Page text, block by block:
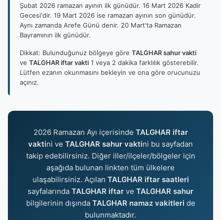
Şubat 2026 ramazan ayının ilk günüdür. 16 Mart 2026 Kadir
Gecesi'dir. 19 Mart 2026 ise ramazan ayının son günüdür.
Aynı zamanda Arefe Günü denir. 20 Mart'ta Ramazan
Bayramının ilk günüdür.
Dikkat: Bulunduğunuz bölgeye göre TALGHAR sahur vakti
ve TALGHAR iftar vakti 1 veya 2 dakika farklılık gösterebilir.
Lütfen ezanın okunmasını bekleyin ve ona göre orucunuzu
açınız.
2026 Ramazan Ayı içerisinde TALGHAR iftar
vaktini ve TALGHAR sahur vaktini bu sayfadan
takip edebilirsiniz. Diğer iller/ilçeler/bölgeler için
aşağıda bulunan linkten tüm ülkelere
ulaşabilirsiniz. Açılan TALGHAR iftar saatleri
sayfalarında TALGHAR iftar ve TALGHAR sahur
bilgilerinin dışında TALGHAR namaz vakitleri de
bulunmaktadır.